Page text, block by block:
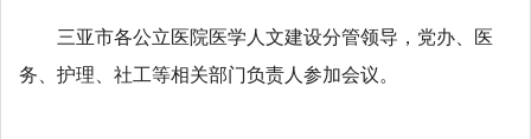
三亚市各公立医院医学人文建设分管领导，党办、医
务、护理、社工等相关部门负责人参加会议。